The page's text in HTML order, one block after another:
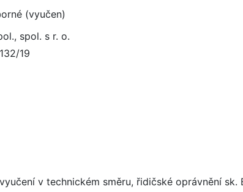
(vyučen)
spol. s r. o.
19
v technickém směru, řidičské oprávnění